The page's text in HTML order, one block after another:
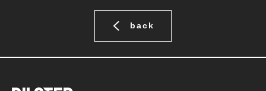
back